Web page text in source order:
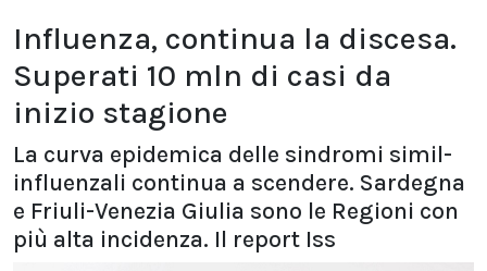
Influenza, continua la discesa.
Superati 10 mln di casi da
inizio stagione
La curva epidemica delle sindromi simil-
influenzali continua a scendere. Sardegna
e Friuli-Venezia Giulia sono le Regioni con
più alta incidenza. Il report Iss